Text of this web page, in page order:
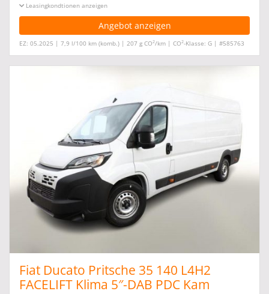
Leasingkonditionen ein-/ausblenden
Angebot anzeigen
EZ: 05.2025 | 7,9 l/100 km (komb.) | 207 g CO2/km | CO2-Klasse: G | #585763
Fiat Ducato Pritsche 35 140 L4H2
FACELIFT Klima 5″-DAB PDC Kam